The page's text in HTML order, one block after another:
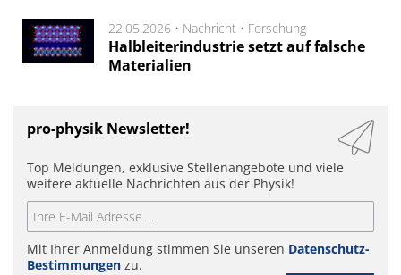
22.05.2026 • Nachricht • Forschung
Halbleiterindustrie setzt auf falsche
Materialien
pro-physik Newsletter!
Top Meldungen, exklusive Stellenangebote und viele
weitere aktuelle Nachrichten aus der Physik!
Mit Ihrer Anmeldung stimmen Sie unseren Datenschutz-
Bestimmungen zu.